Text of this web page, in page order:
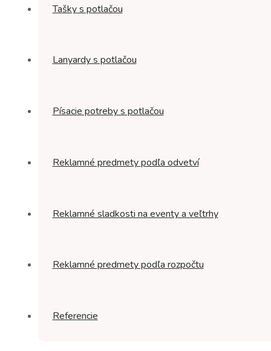
Tašky s potlačou
Lanyardy s potlačou
Písacie potreby s potlačou
Reklamné predmety podľa odvetví
Reklamné sladkosti na eventy a veľtrhy
Reklamné predmety podľa rozpočtu
Referencie